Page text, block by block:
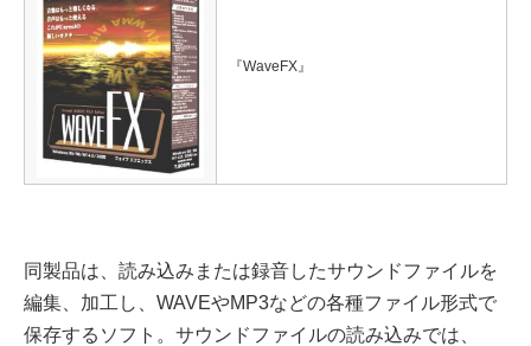
『WaveFX』
同製品は、読み込みまたは録音したサウンドファイルを
編集、加工し、WAVEやMP3などの各種ファイル形式で
保存するソフト。サウンドファイルの読み込みでは、